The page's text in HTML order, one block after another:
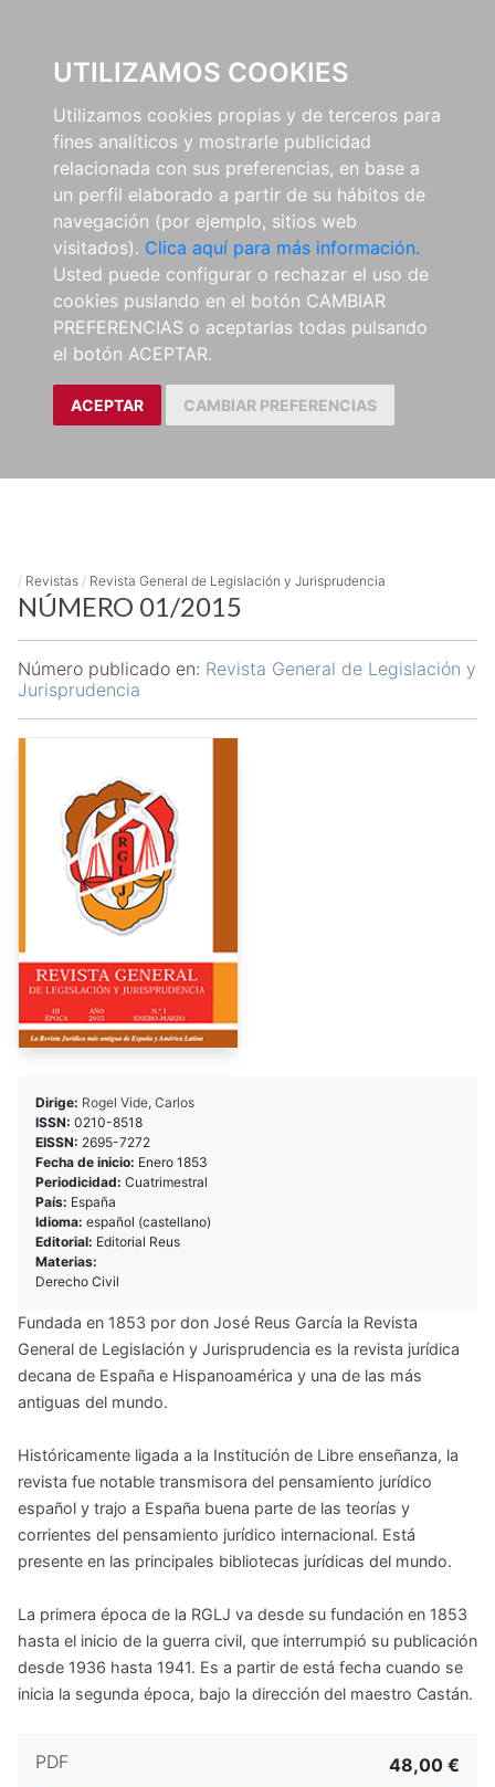
UTILIZAMOS COOKIES
Utilizamos cookies propias y de terceros para
fines analíticos y mostrarle publicidad
relacionada con sus preferencias, en base a
un perfil elaborado a partir de su hábitos de
navegación (por ejemplo, sitios web
visitados). Clica aquí para más información.
Usted puede configurar o rechazar el uso de
cookies puslando en el botón CAMBIAR
PREFERENCIAS o aceptarlas todas pulsando
el botón ACEPTAR.
ACEPTAR CAMBIAR PREFERENCIAS
/ Revistas / Revista General de Legislación y Jurisprudencia
NÚMERO 01/2015
Número publicado en: Revista General de Legislación y
Jurisprudencia
Dirige: Rogel Vide, Carlos
ISSN: 0210-8518
EISSN: 2695-7272
Fecha de inicio: Enero 1853
Periodicidad: Cuatrimestral
País: España
Idioma: español (castellano)
Editorial: Editorial Reus
Materias:
Derecho Civil
Fundada en 1853 por don José Reus García la Revista
General de Legislación y Jurisprudencia es la revista jurídica
decana de España e Hispanoamérica y una de las más
antiguas del mundo.
Históricamente ligada a la Institución de Libre enseñanza, la
revista fue notable transmisora del pensamiento jurídico
español y trajo a España buena parte de las teorías y
corrientes del pensamiento jurídico internacional. Está
presente en las principales bibliotecas jurídicas del mundo.
La primera época de la RGLJ va desde su fundación en 1853
hasta el inicio de la guerra civil, que interrumpió su publicación
desde 1936 hasta 1941. Es a partir de está fecha cuando se
inicia la segunda época, bajo la dirección del maestro Castán.
PDF 48,00 €